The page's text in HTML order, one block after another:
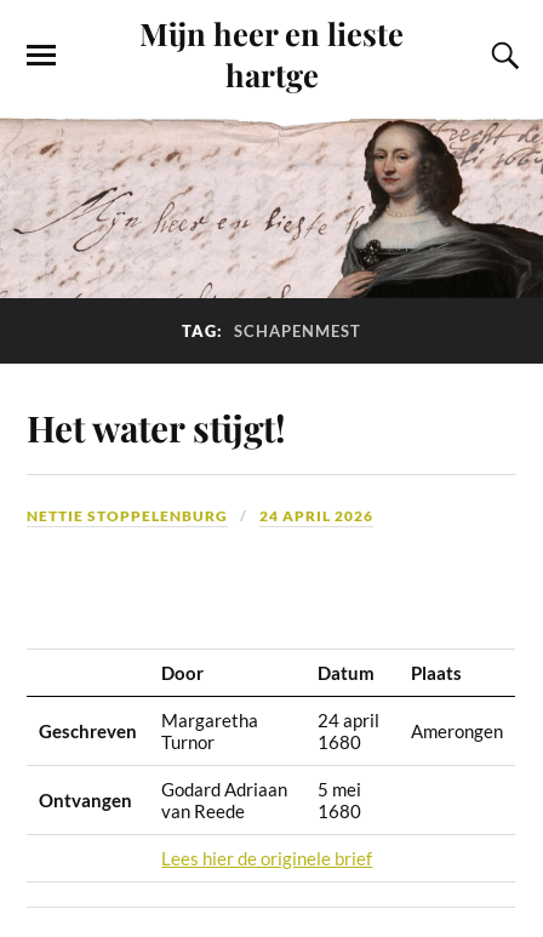
Mijn heer en lieste
hartge
TAG: SCHAPENMEST
Het water stijgt!
NETTIE STOPPELENBURG 24 APRIL 2026
Door Datum Plaats
Geschreven
Margaretha
Turnor
24 april
1680
Amerongen
Ontvangen
Godard Adriaan
van Reede
5 mei
1680
Lees hier de originele brief